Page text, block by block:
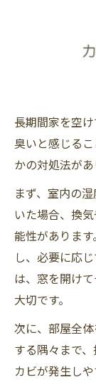
長期間家を空
臭いと感じる
かの対処法があ
まず、室内の
いた場合、換
能性がありま
し、必要に応
は、窓を開け
大切です。
次に、部屋全
する隅々まで
カビが発生し